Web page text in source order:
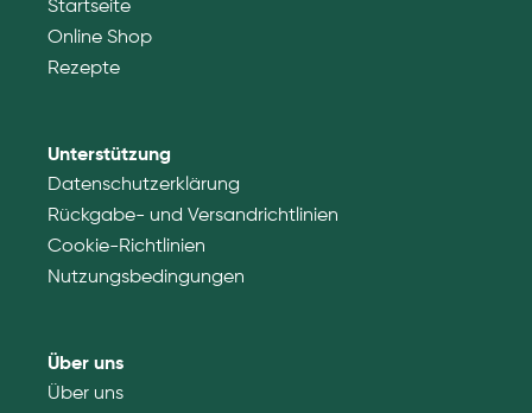
Startseite
Online Shop
Rezepte
Unterstützung
Datenschutzerklärung
Rückgabe- und Versandrichtlinien
Cookie-Richtlinien
Nutzungsbedingungen
Über uns
Über uns